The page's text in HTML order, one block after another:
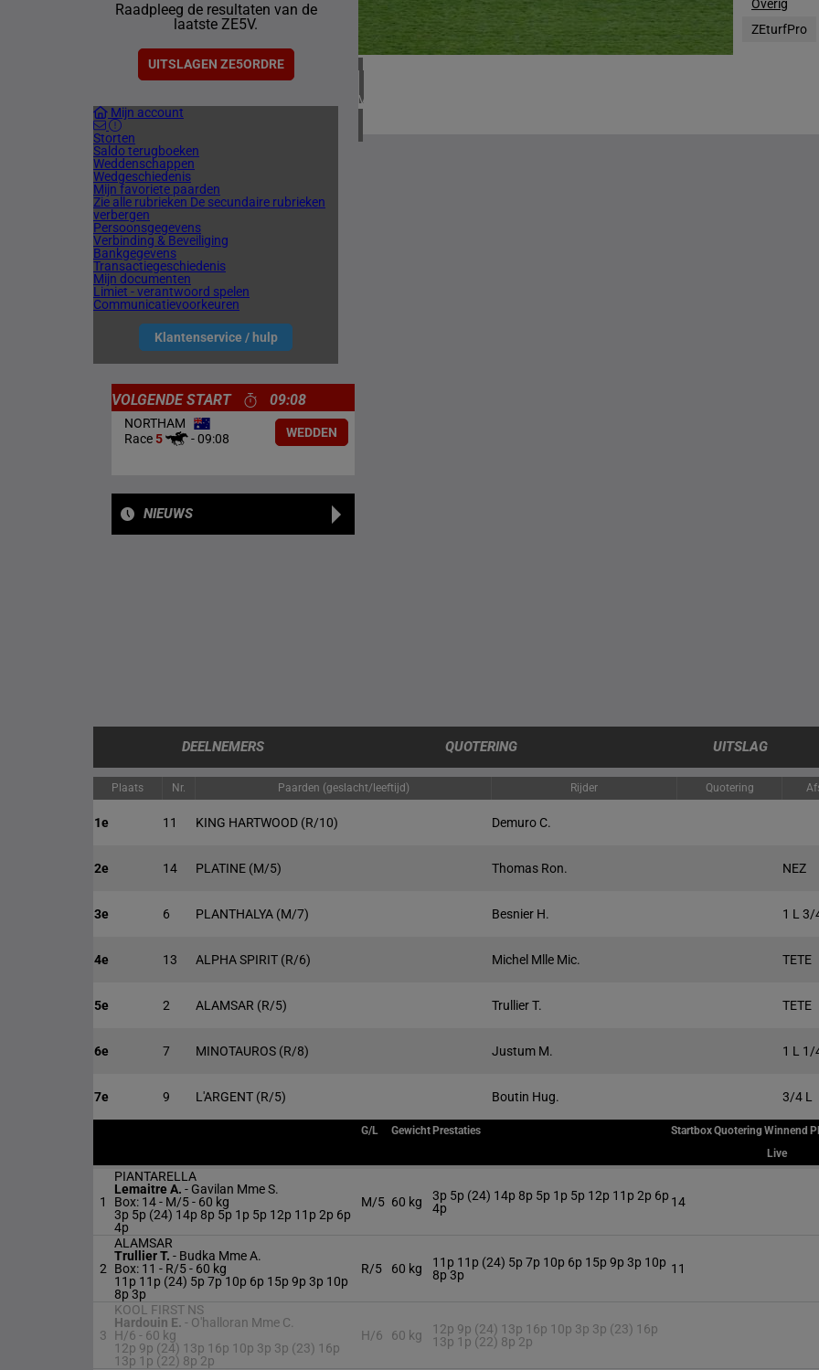
Raadpleeg de resultaten van de
laatste ZE5V.
UITSLAGEN ZE5ORDRE
Mijn account
Storten
Saldo terugboeken
Weddenschappen
Wedgeschiedenis
Mijn favoriete paarden
Zie alle rubrieken De secundaire rubrieken
verbergen
Persoonsgegevens
Verbinding & Beveiliging
Bankgegevens
Transactiegeschiedenis
Mijn documenten
Limiet - verantwoord spelen
Communicatievoorkeuren
Klantenservice / hulp
2 meeting(s)
1 meeting(s)
VERENIGDE STATEN
4 meeting(s)
Overig
ZEturfPro
VOLGENDE START 09:08
NORTHAM
Race5 -09:08 WEDDEN
NIEUWS
DEELNEMERS QUOTERING UITSLAG
Plaats Nr. Paarden (geslacht/leeftijd) Rijder Quotering
1e 11 KING HARTWOOD (R/10) Demuro C.
2e 14 PLATINE (M/5) Thomas Ron. NEZ
3e 6 PLANTHALYA (M/7) Besnier H. 1 L 3/
4e 13 ALPHA SPIRIT (R/6) Michel Mlle Mic. TETE
5e 2 ALAMSAR (R/5) Trullier T. TETE
6e 7 MINOTAUROS (R/8) Justum M. 1 L 1/
7e 9 L'ARGENT (R/5) Boutin Hug. 3/4 L
G/L Gewicht Prestaties StartboxQuoteringWinnend
Live
1
PIANTARELLA
Lemaitre A. - Gavilan Mme S.
Box: 14 - M/5 - 60 kg
3p 5p (24) 14p 8p 5p 1p 5p 12p 11p 2p 6p
4p
M/5 60 kg
3p 5p (24) 14p 8p 5p 1p 5p 12p 11p 2p 6p
4p
14
2
ALAMSAR
Trullier T. - Budka Mme A.
Box: 11 - R/5 - 60 kg
11p 11p (24) 5p 7p 10p 6p 15p 9p 3p 10p
8p 3p
R/5 60 kg
11p 11p (24) 5p 7p 10p 6p 15p 9p 3p 10p
8p 3p
11
3
KOOL FIRST NS
Hardouin E. - O'halloran Mme C.
H/6 - 60 kg
12p 9p (24) 13p 16p 10p 3p 3p (23) 16p
13p 1p (22) 8p 2p
H/6 60 kg
12p 9p (24) 13p 16p 10p 3p 3p (23) 16p
13p 1p (22) 8p 2p